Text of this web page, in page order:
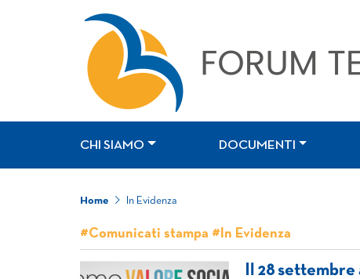
CHI SIAMO DOCUMENTI
Home In Evidenza
#Comunicati stampa #In Evidenza
Il 28